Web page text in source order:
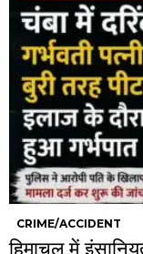
CRIME/ACCIDENT